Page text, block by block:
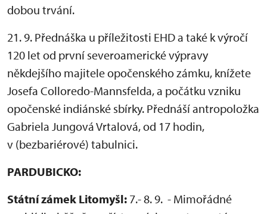
dobou trvání.
21. 9. Přednáška u příležitosti EHD a také k výročí
120 let od první severoamerické výpravy
někdejšího majitele opočenského zámku, knížete
Josefa Colloredo-Mannsfelda, a počátku vzniku
opočenské indiánské sbírky. Přednáší antropoložka
Gabriela Jungová Vrtalová, od 17 hodin,
v (bezbariérové) tabulnici.
PARDUBICKO:
Státní zámek Litomyšl: 7.- 8. 9. - Mimořádné